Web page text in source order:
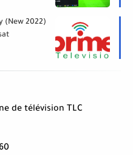
de télévision TLC